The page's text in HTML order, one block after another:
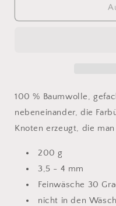
Shades
100 % Baumwolle,
nebeneinander, die
Knoten erzeugt, die
200 g
3,5 - 4 mm
Feinwäsche 30
nicht in den